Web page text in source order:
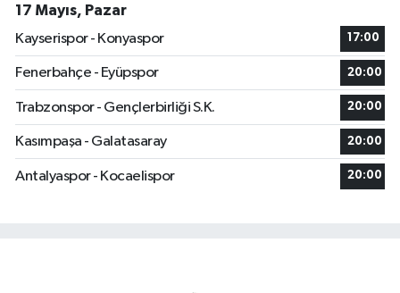
17 Mayıs, Pazar
Kayserispor - Konyaspor
17:00
Fenerbahçe - Eyüpspor 20:00
Trabzonspor - Gençlerbirliği S.K. 20:00
Kasımpaşa - Galatasaray 20:00
Antalyaspor - Kocaelispor 20:00